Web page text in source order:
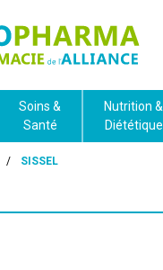
Soins &
Santé
Nutrition &
Diététique
SISSEL